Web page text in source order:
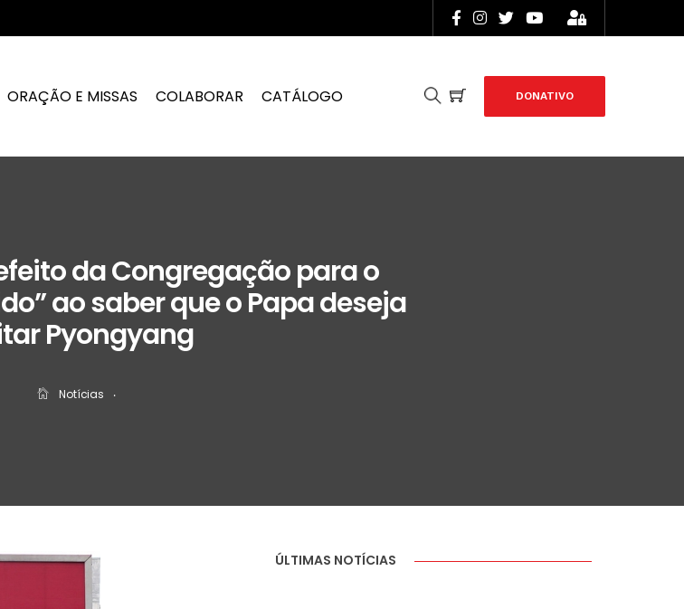
ORAÇÃO E MISSAS COLABORAR CATÁLOGO DONATIVO
da Congregação para o
ao saber que o Papa deseja
Pyongyang
Notícias ‧
ÚLTIMAS NOTÍCIAS